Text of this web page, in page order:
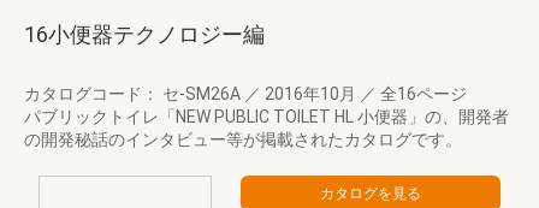
16小便器テクノロジー編
カタログコード： セ-SM26A ／ 2016年10月 ／ 全16ページ
パブリックトイレ「NEW PUBLIC TOILET HL 小便器」の、開発者
の開発秘話のインタビュー等が掲載されたカタログです。